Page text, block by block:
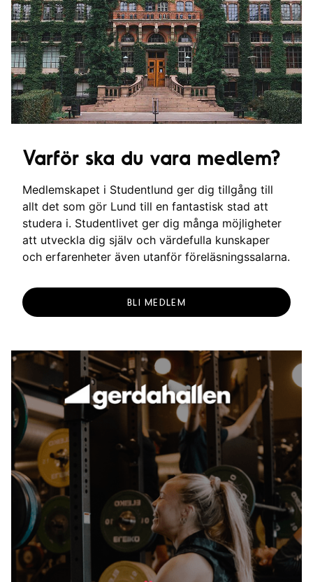
Varför ska du vara medlem?
Medlemskapet i Studentlund ger dig tillgång till
allt det som gör Lund till en fantastisk stad att
studera i. Studentlivet ger dig många möjligheter
att utveckla dig själv och värdefulla kunskaper
och erfarenheter även utanför föreläsningssalarna.
BLI MEDLEM